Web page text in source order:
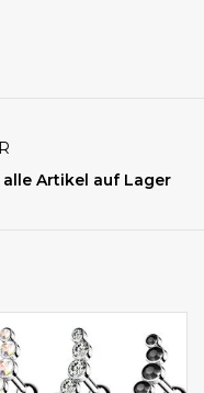
alle Artikel auf Lager